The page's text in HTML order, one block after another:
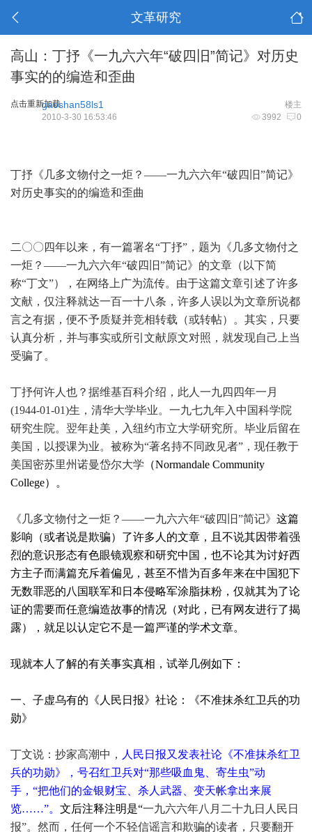
文革研究
高山：丁抒《一九六六年“破四旧”简记》对历史
事实的的编造和歪曲
点击重新加载 楼主
gaoshan58ls1
3992 0
2010-3-30 16:53:46
丁抒《几多文物付之一炬？——一九六六年“破四旧”简记》
对历史事实的的编造和歪曲
二〇〇四年以来，有一篇署名“丁抒”，题为《 几多文物付之
一炬？——一九六六年“破四旧”简记》的文章（以下简
称“丁文”），在网络上广为流传。由于这篇文章引述了许多
文献，仅注释就达一百一十八条，许多人误以为文章所说都
言之有据，便不予质疑并竞相转载（或转帖）。其实，只要
认真分析，并与事实或所引文献原文对照，就发现自己上当
受骗了。
丁抒何许人也？据维基百科介绍，此人一九四四年一月
(1944-01-01)生，清华大学毕业。一九七九年入中国科学院
研究生院。翌年赴美，入纽约市立大学研究所。毕业后留在
美国，以授课为业。被称为“著名持不同政见者”，现任教于
美国密苏里州诺曼岱尔大学 （Normandale Community
College）。
《 几多文物付之一炬？——一九六六年“破四旧”简记》 这篇
影响（或者说是欺骗）了许多人的文章，且不说其因带着强
烈的意识形态有色眼镜观察和研究中国，也不论其为讨好西
方主子而满篇充斥着偏见，甚至不惜为百多年来在中国犯下
无数罪恶的八国联军和日本侵略军涂脂抹粉，仅就其为了论
证的需要而任意编造故事的情况（对此，已有网友进行了揭
露），就足以认定它不是一篇严谨的学术文章。
现就本人了解的有关事实真相，试举几例如下：
一、子虚乌有的《人民日报》社论：《不准抹杀红卫兵的功
勋》
丁文说：抄家高潮中， 人民日报又发表社论《不准抹杀红卫
兵的功勋》，号召红卫兵对“那些吸血鬼、寄生虫”动
手，“把他们的金银财宝、杀人武器、变天帐拿出来展
览……”。 文后注释注明是“一九六六年八月二十九日人民日
报”。然而，任何一个不轻信谣言和欺骗的读者，只要翻开